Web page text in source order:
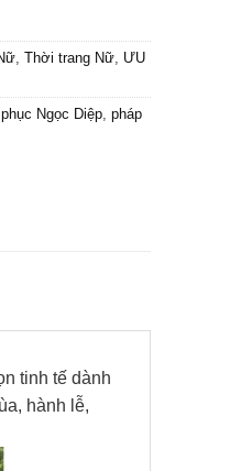
Thời trang Nữ ƯU
Ngọc Diệp pháp
tinh tế dành
hành lễ,